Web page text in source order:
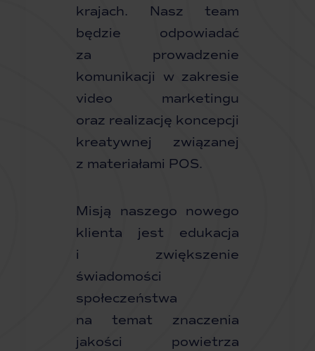
krajach. Nasz team
będzie odpowiadać
za prowadzenie
komunikacji w zakresie
video marketingu
oraz realizację koncepcji
kreatywnej związanej
z materiałami POS.
Misją naszego nowego
klienta jest edukacja
i zwiększenie
świadomości
społeczeństwa
na temat znaczenia
jakości powietrza